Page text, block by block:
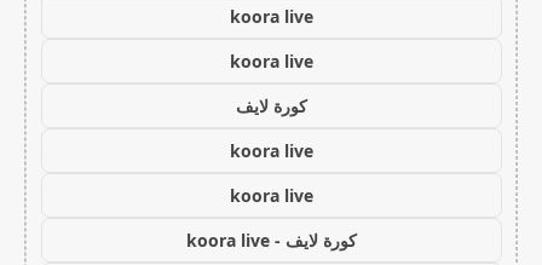
koora live
koora live
كورة لايف
koora live
koora live
كورة لايف - koora live